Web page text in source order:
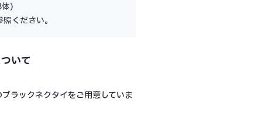
)
ください。
いて
ラックネクタイをご用意していま